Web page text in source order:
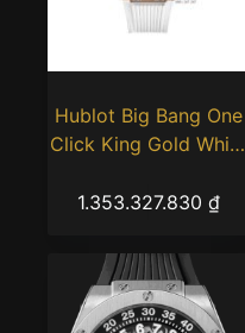
Hublot Big Bang One
Click King Gold White
1.353.327.830 ₫